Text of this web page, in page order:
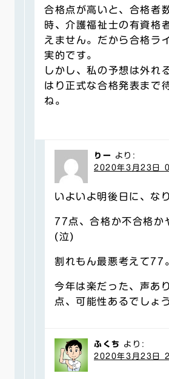
合格点が高いと、合格者
時、介護福祉士の有資格
えません。だから合格ラ
実的です。
しかし、私の予想は外れ
はり正式な合格発表まで
ね。
りー
より:
2020年3月23日
いよいよ明後日に、な
77点、合格か不合格か
(泣)
割れもん最悪考えて77
今年は楽だった、声あ
点、可能性あるでしょ
ふくち
より:
2020年3月23日